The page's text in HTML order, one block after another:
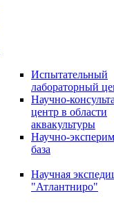
Испытательный
лабораторный
Научно-
центр в области
аквакультуры
Научно-
база
Научная
"Атлантниро"